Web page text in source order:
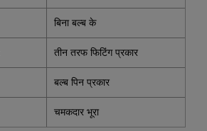
बिना बल्ब के
तीन तरफ फिटिंग प्रकार
बल्ब पिन प्रकार
चमकदार भूरा